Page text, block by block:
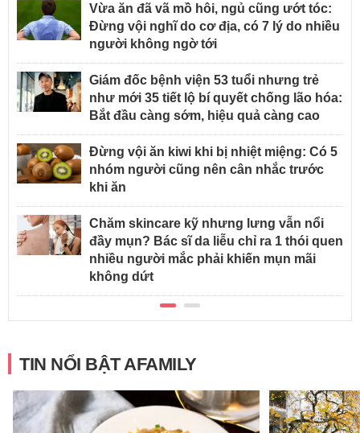
Vừa ăn đã vã mồ hôi, ngủ cũng ướt tóc:
Đừng vội nghĩ do cơ địa, có 7 lý do nhiều
người không ngờ tới
Giám đốc bệnh viện 53 tuổi nhưng trẻ
như mới 35 tiết lộ bí quyết chống lão hóa:
Bắt đầu càng sớm, hiệu quả càng cao
Đừng vội ăn kiwi khi bị nhiệt miệng: Có 5
nhóm người cũng nên cân nhắc trước
khi ăn
Chăm skincare kỹ nhưng lưng vẫn nổi
đầy mụn? Bác sĩ da liễu chỉ ra 1 thói quen
nhiều người mắc phải khiến mụn mãi
không dứt
TIN NỔI BẬT AFAMILY